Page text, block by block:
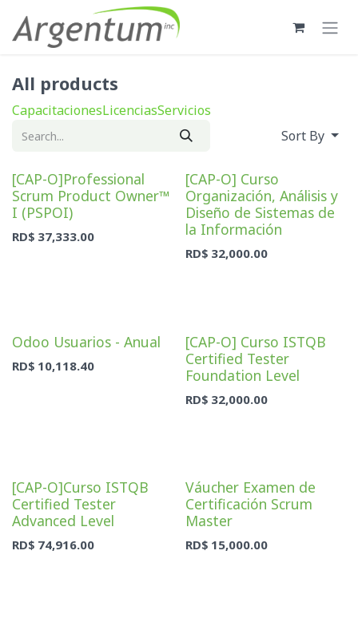
All products
CapacitacionesLicenciasServicios
Sort By
[CAP-O]Professional
Scrum Product Owner™
I (PSPOI)
RD$ 37,333.00
[CAP-O] Curso
Organización, Análisis y
Diseño de Sistemas de
la Información
RD$ 32,000.00
Odoo Usuarios - Anual
RD$ 10,118.40
[CAP-O] Curso ISTQB
Certified Tester
Foundation Level
RD$ 32,000.00
[CAP-O]Curso ISTQB
Certified Tester
Advanced Level
RD$ 74,916.00
Váucher Examen de
Certificación Scrum
Master
RD$ 15,000.00